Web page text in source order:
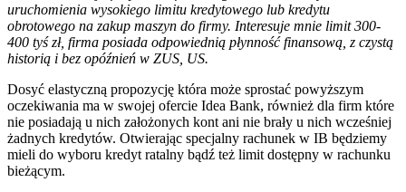
uruchomienia wysokiego limitu kredytowego lub kredytu
obrotowego na zakup maszyn do firmy. Interesuje mnie limit 300-
400 tyś zł, firma posiada odpowiednią płynność finansową, z czystą
historią i bez opóźnień w ZUS, US.
Dosyć elastyczną propozycję która może sprostać powyższym
oczekiwania ma w swojej ofercie Idea Bank, również dla firm które
nie posiadają u nich założonych kont ani nie brały u nich wcześniej
żadnych kredytów. Otwierając specjalny rachunek w IB będziemy
mieli do wyboru kredyt ratalny bądź też limit dostępny w rachunku
bieżącym.